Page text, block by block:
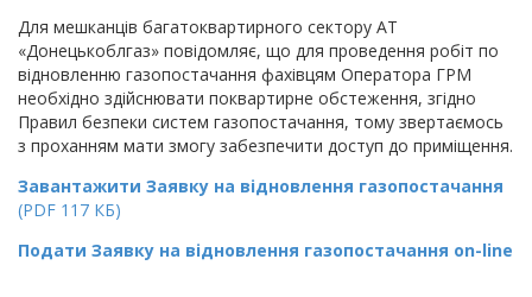
Для мешканців багатоквартирного сектору АТ
«Донецькоблгаз» повідомляє, що для проведення робіт по
відновленню газопостачання фахівцям Оператора ГРМ
необхідно здійснювати поквартирне обстеження, згідно
Правил безпеки систем газопостачання, тому звертаємось
з проханням мати змогу забезпечити доступ до приміщення.
Завантажити Заявку на відновлення газопостачання
(PDF 117 КБ)
Подати Заявку на відновлення газопостачання on-line